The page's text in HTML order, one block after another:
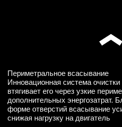
Периметральное всасывание
Инновационная система
втягивает его через узкие
дополнительных энергозатрат.
форме отверстий всасывание
снижая нагрузку на двигатель